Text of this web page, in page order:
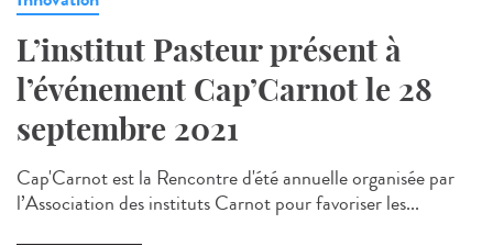
L’institut Pasteur présent à
l’événement Cap’Carnot le 28
septembre 2021
Cap'Carnot est la Rencontre d'été annuelle organisée par
l’Association des instituts Carnot pour favoriser les...